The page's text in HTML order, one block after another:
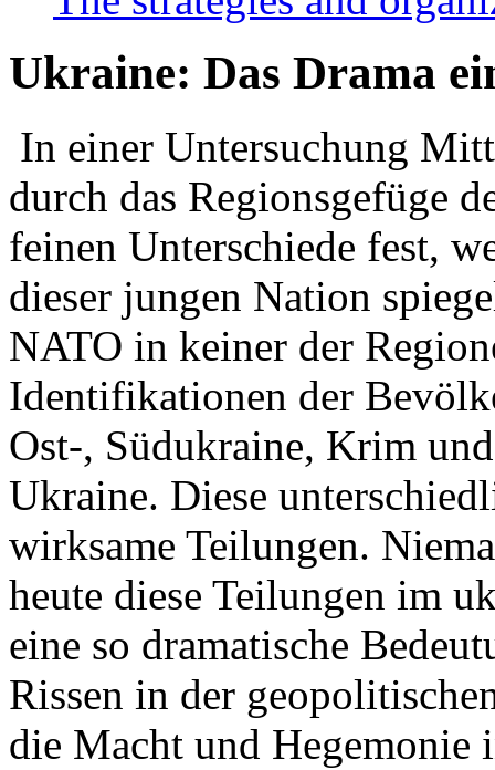
Ukraine: Das Drama
In einer Untersuchung
durch das Regionsgefüge
feinen Unterschiede fest,
dieser jungen Nation
NATO in keiner der
Identifikationen der
Ost-, Südukraine, Krim
Ukraine. Diese
wirksame Teilungen.
heute diese Teilungen im
eine so dramatische
Rissen in der
die Macht und Hegemonie